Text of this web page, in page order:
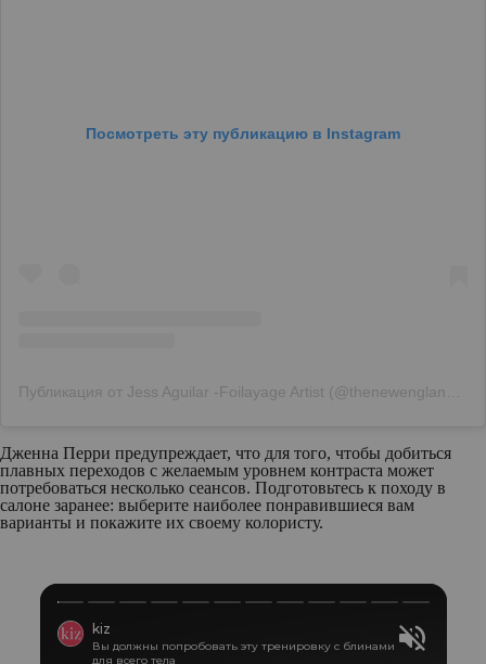
Посмотреть эту публикацию в Instagram
Публикация от Jess Aguilar -Foilayage Artist (@thenewenglandstylist)
Дженна Перри предупреждает, что для того, чтобы добиться
плавных переходов с желаемым уровнем контраста может
потребоваться несколько сеансов. Подготовьтесь к походу в
салоне заранее: выберите наиболее понравившиеся вам
варианты и покажите их своему колористу.